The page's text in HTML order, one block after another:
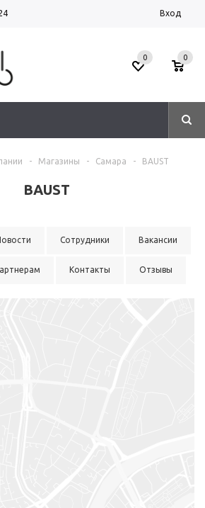
Вход
0 0
- Магазины - Самара - BAUST
BAUST
Сотрудники Вакансии
Контакты Отзывы